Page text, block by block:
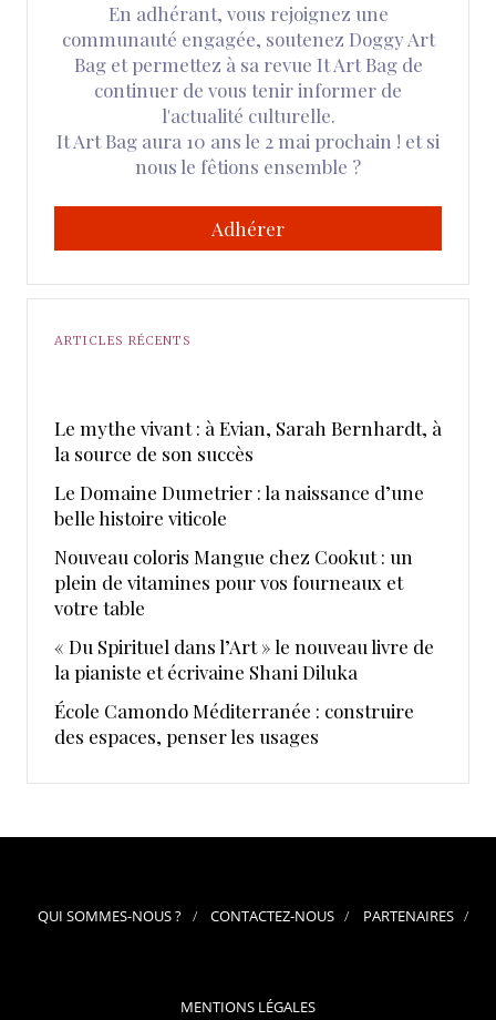
En adhérant, vous rejoignez une
communauté engagée, soutenez Doggy Art
Bag et permettez à sa revue It Art Bag de
continuer de vous tenir informer de
l'actualité culturelle.
It Art Bag aura 10 ans le 2 mai prochain ! et si
nous le fêtions ensemble ?
Adhérer
ARTICLES RÉCENTS
Le mythe vivant : à Evian, Sarah Bernhardt, à
la source de son succès
Le Domaine Dumetrier : la naissance d’une
belle histoire viticole
Nouveau coloris Mangue chez Cookut : un
plein de vitamines pour vos fourneaux et
votre table
« Du Spirituel dans l’Art » le nouveau livre de
la pianiste et écrivaine Shani Diluka
École Camondo Méditerranée : construire
des espaces, penser les usages
QUI SOMMES-NOUS ? CONTACTEZ-NOUS PARTENAIRES
MENTIONS LÉGALES